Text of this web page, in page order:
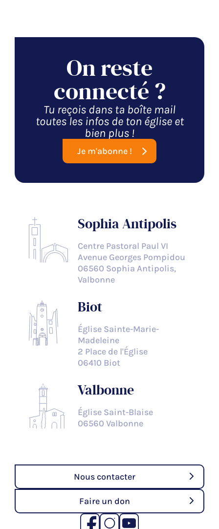
On reste
connecté ?
Tu reçois dans ta boîte mail
toutes les infos de ton église et
bien plus !
Je m'abonne !
Sophia Antipolis
Centre Pastoral Paul VI
Avenue Georges Pompidou
06560 Sophia Antipolis,
Valbonne
Biot
Église Sainte-Marie-
Madeleine
2 Place de l'Église
06410 Biot
Valbonne
Église Saint-Blaise
06560 Valbonne
Nous contacter
Faire un don